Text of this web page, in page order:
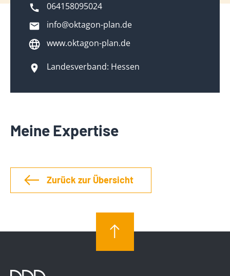
064158095024
info@oktagon-plan.de
www.oktagon-plan.de
Landesverband: Hessen
Meine Expertise
Zurück zur Übersicht